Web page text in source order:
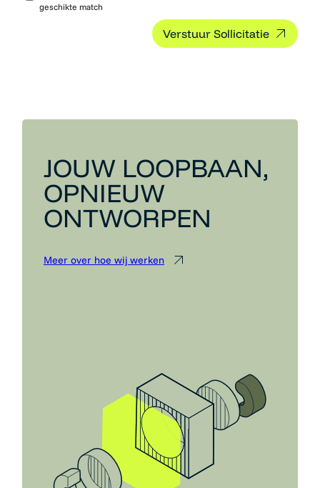
geschikte match
JOUW LOOPBAAN,
OPNIEUW
ONTWORPEN
Meer over hoe wij werken